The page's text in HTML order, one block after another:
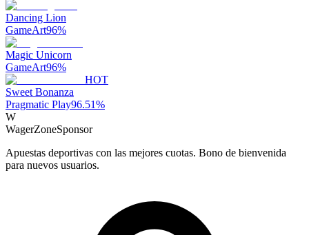
Dancing Lion
GameArt96%
Magic Unicorn
GameArt96%
HOT
Sweet Bonanza
Pragmatic Play96.51%
W
WagerZoneSponsor
Apuestas deportivas con las mejores cuotas. Bono de bienvenida
para nuevos usuarios.